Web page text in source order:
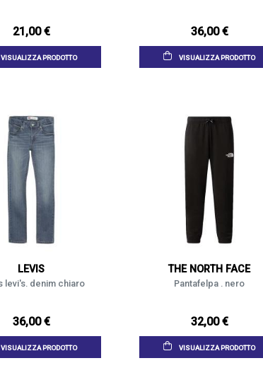
21,00 €
VISUALIZZA PRODOTTO
36,00 €
VISUALIZZA PRODOTTO
LEVIS
levi's. denim chiaro
36,00 €
VISUALIZZA PRODOTTO
THE NORTH FACE
Pantafelpa . nero
32,00 €
VISUALIZZA PRODOTTO